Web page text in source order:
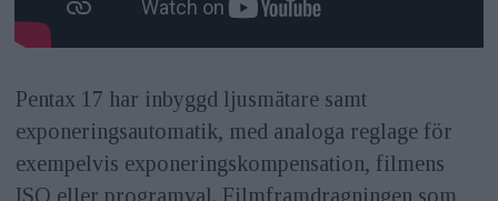
Pentax 17 har inbyggd ljusmätare samt
exponeringsautomatik, med analoga reglage för
exempelvis exponeringskompensation, filmens
ISO eller programval. Filmframdragningen som